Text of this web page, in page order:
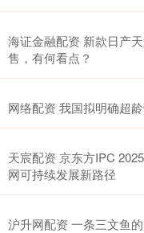
海证金融配资 新款日产
售，有何看点？
网络配资 我国拟明确超
天宸配资 京东方IPC
网可持续发展新路径
沪升网配资 一条三文鱼的